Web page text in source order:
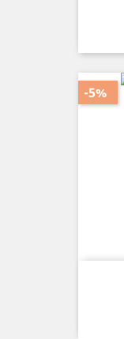
-5%